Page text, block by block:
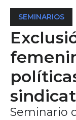
SEMINARIOS
Seminario